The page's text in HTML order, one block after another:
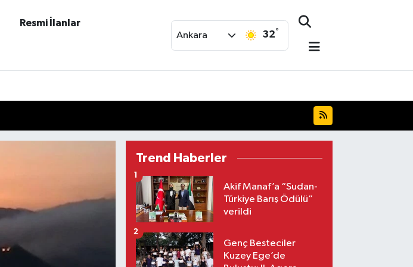
Resmi İlanlar
Ankara 32°
Trend Haberler
Akif Manaf’a “Sudan-
Türkiye Barış Ödülü”
verildi
1
Genç Besteciler
Kuzey Ege’de
2